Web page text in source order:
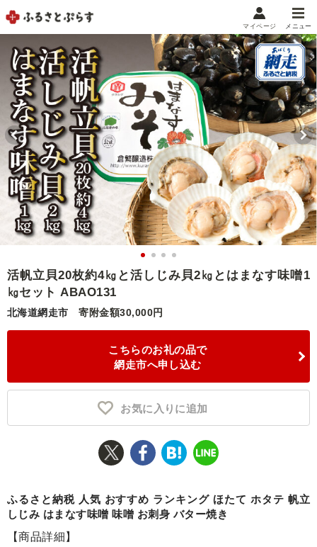
メニュー
マイメニュー
マイページ
お気に入り 閲覧履歴
メニュー
お礼の品から探す
お礼の品をカテゴリや金額で絞り込み
自治体から探す
ランキング
特集・おすすめ
マイページ
活帆立貝20枚約4㎏と活しじみ貝2㎏とはまなす味噌1
㎏セット ABAO131
北海道網走市 寄附金額30,000円
こちらのお礼の品で
網走市へ申し込む
お気に入りに追加
ふるさと納税 人気 おすすめ ランキング ほたて ホタテ 帆立
しじみ はまなす味噌 味噌 お刺身 バター焼き
【商品詳細】